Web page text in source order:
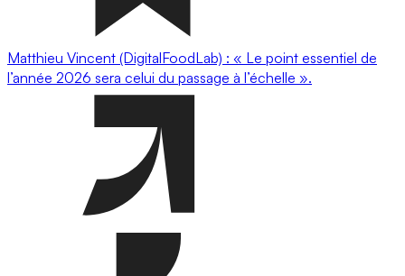
Matthieu Vincent (DigitalFoodLab) : « Le point essentiel de
l’année 2026 sera celui du passage à l’échelle ».